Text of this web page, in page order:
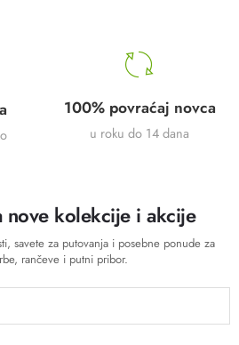
100% povraćaj novca
u roku do 14 dana
nove kolekcije i akcije
savete za putovanja i posebne ponude za
rančeve i putni pribor.